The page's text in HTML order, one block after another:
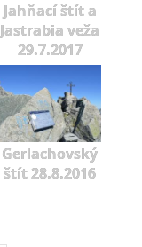
Jahňací štít a
Jastrabia veža
29.7.2017
Gerlachovský
štít 28.8.2016